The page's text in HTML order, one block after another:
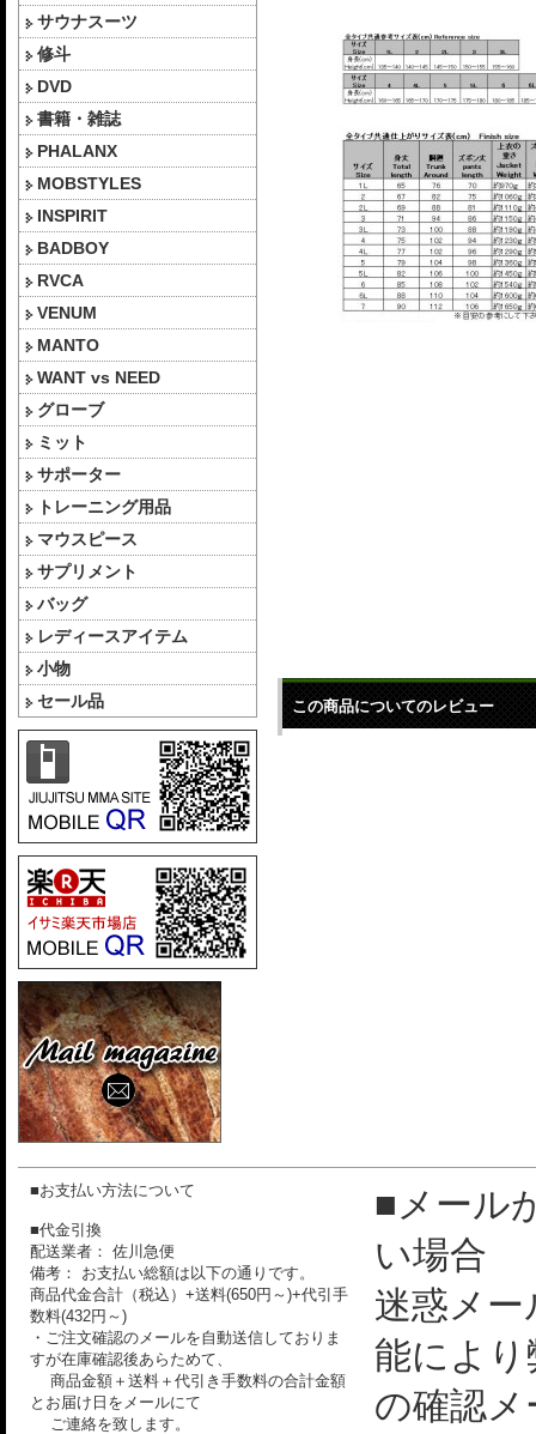
サウナスーツ
修斗
DVD
書籍・雑誌
PHALANX
MOBSTYLES
INSPIRIT
BADBOY
RVCA
VENUM
MANTO
WANT vs NEED
グローブ
ミット
サポーター
トレーニング用品
マウスピース
サプリメント
バッグ
レディースアイテム
小物
セール品
この商品についてのレビュー
■お支払い方法について
■代金引換
配送業者： 佐川急便
備考： お支払い総額は以下の通りです。
商品代金合計（税込）+送料(650円～)+代引手
数料(432円～)
・ご注文確認のメールを自動送信しておりま
すが在庫確認後あらためて、
商品金額＋送料＋代引き手数料の合計金額
とお届け日をメールにて
ご連絡を致します。
■メール
い場合
迷惑メー
能によ
の確認